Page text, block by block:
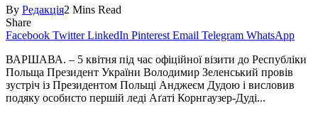
By Редакція2 Mins Read
Share
Facebook Twitter LinkedIn Pinterest Email Telegram WhatsApp
ВАРШАВА. – 5 квітня під час офіційної візити до Республіки
Польща Президент України Володимир Зеленський провів
зустріч із Президентом Польщі Анджеєм Дудою і висловив
подяку особисто першій леді Аґаті Корнгаузер-Дуді...